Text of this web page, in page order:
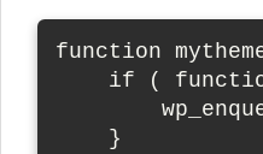
function
if (
    }